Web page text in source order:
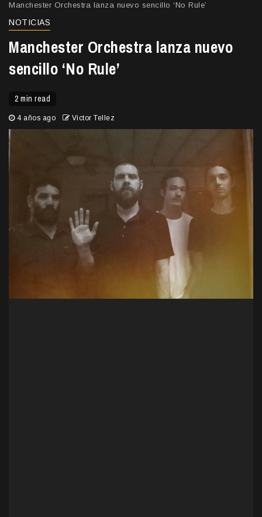
Manchester Orchestra lanza nuevo sencillo ‘No Rule’
NOTICIAS
Manchester Orchestra lanza nuevo
sencillo ‘No Rule’
2 min read
4 años ago Victor Tellez